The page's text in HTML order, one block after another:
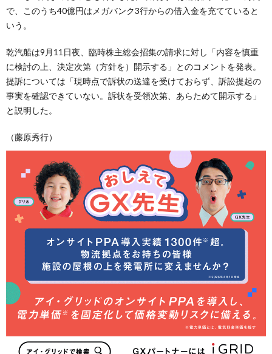
で、このうち40億円はメガバンク3行からの借入金を充てていると
いう。
乾汽船は9月11日夜、臨時株主総会招集の請求に対し「内容を慎重
に検討の上、決定次第（方針を）開示する」とのコメントを発表。
提訴については「現時点で訴状の送達を受けておらず、訴訟提起の
事実を確認できていない。訴状を受領次第、あらためて開示する」
と説明した。
（藤原秀行）